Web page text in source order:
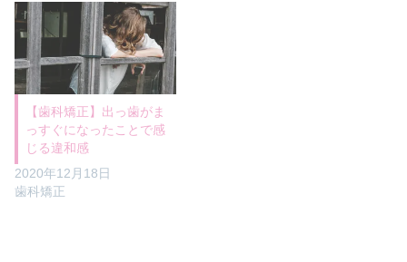
【歯科矯正】出っ歯がま
っすぐになったことで感
じる違和感
2020年12月18日
歯科矯正